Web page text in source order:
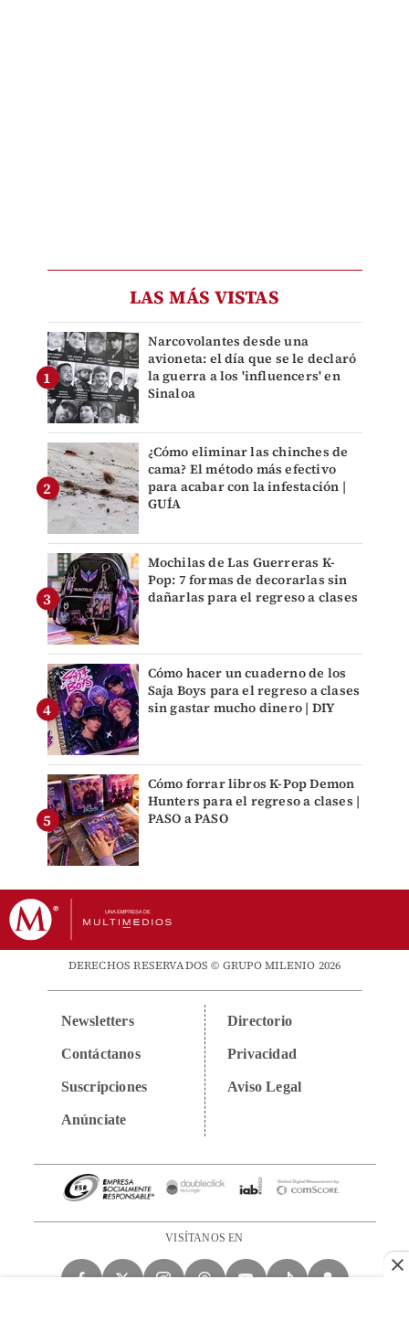
LAS MÁS VISTAS
Narcovolantes desde una
avioneta: el día que se le declaró
la guerra a los 'influencers' en
Sinaloa
¿Cómo eliminar las chinches de
cama? El método más efectivo
para acabar con la infestación |
GUÍA
Mochilas de Las Guerreras K-
Pop: 7 formas de decorarlas sin
dañarlas para el regreso a clases
Cómo hacer un cuaderno de los
Saja Boys para el regreso a clases
sin gastar mucho dinero | DIY
Cómo forrar libros K-Pop Demon
Hunters para el regreso a clases |
PASO a PASO
DERECHOS RESERVADOS © GRUPO MILENIO 2026
Newsletters
Contáctanos
Suscripciones
Anúnciate
Directorio
Privacidad
Aviso Legal
VISÍTANOS EN